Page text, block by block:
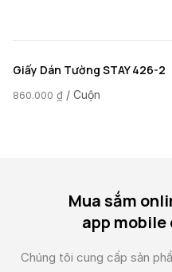
Giấy Dán Tường STAY 426-2
860.000 ₫ / Cuộn
Mua sắm
app
Chúng tôi cung cấp sản